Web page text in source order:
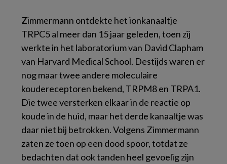
Zimmermann ontdekte het ionkanaaltje
TRPC5 al meer dan 15 jaar geleden, toen zij
werkte in het laboratorium van David Clapham
van Harvard Medical School. Destijds waren er
nog maar twee andere moleculaire
koudereceptoren bekend, TRPM8 en TRPA1.
Die twee versterken elkaar in de reactie op
koude in de huid, maar het derde kanaaltje was
daar niet bij betrokken. Volgens Zimmermann
zaten ze toen op een dood spoor, totdat ze
bedachten dat ook tanden heel gevoelig zijn